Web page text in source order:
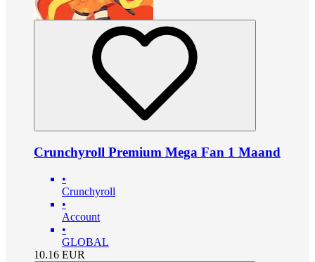
Crunchyroll Premium Mega Fan 1 Maand
•
Crunchyroll
•
Account
•
GLOBAL
10.16 EUR